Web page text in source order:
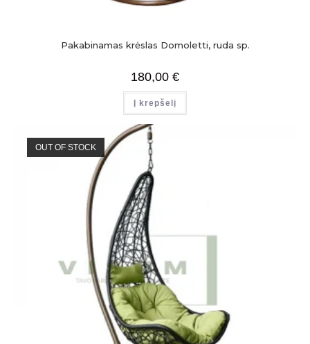
Pakabinamas krėslas Domoletti, ruda sp.
180,00 €
Į krepšelį
OUT OF STOCK